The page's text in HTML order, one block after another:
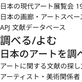
日本の現代アート展覧会
日本の画廊・アートスペー
APJ 文献データベース
調べる/よむ
日本のアートを調
アートに関する文献の探
アーティスト・美術関係者